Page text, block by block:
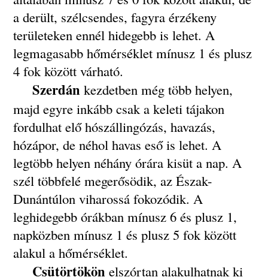
a derült, szélcsendes, fagyra érzékeny
területeken ennél hidegebb is lehet. A
legmagasabb hőmérséklet mínusz 1 és plusz
4 fok között várható.
Szerdán kezdetben még több helyen,
majd egyre inkább csak a keleti tájakon
fordulhat elő hószállingózás, havazás,
hózápor, de néhol havas eső is lehet. A
legtöbb helyen néhány órára kisüt a nap. A
szél többfelé megerősödik, az Észak-
Dunántúlon viharossá fokozódik. A
leghidegebb órákban mínusz 6 és plusz 1,
napközben mínusz 1 és plusz 5 fok között
alakul a hőmérséklet.
Csütörtökön elszórtan alakulhatnak ki